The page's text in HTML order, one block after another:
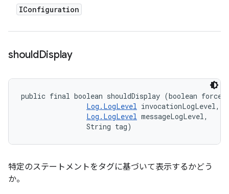
IConfiguration
shouldDisplay
public final boolean shouldDisplay (boolean
Log.LogLevel invocationLogLevel,
Log.LogLevel messageLogLevel,
                String tag)
特定のステートメントをタグに基づいて表示するかどう
か。